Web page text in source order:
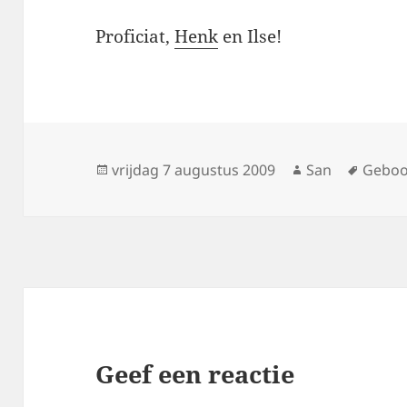
Proficiat,Henk en Ilse!
Geplaatst
vrijdag 7 augustus 2009 Auteur
San Tags
Geef een reactie